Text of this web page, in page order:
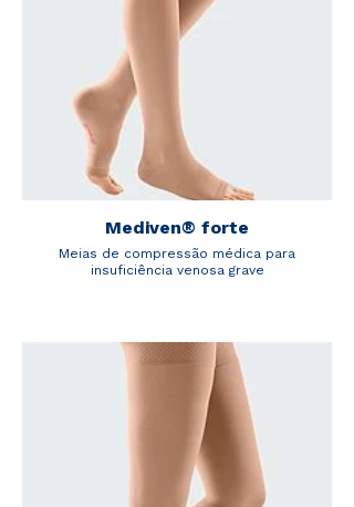
Mediven® forte
Meias de compressão médica para
insuficiência venosa grave